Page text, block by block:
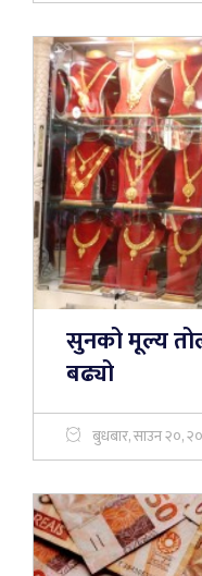
सुनको मूल्य
बढ्यो
बुधबार, साउन २०,